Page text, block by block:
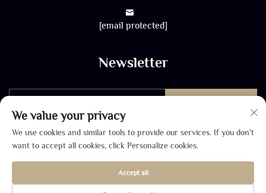
[email protected]
Newsletter
Copyright © 2026 di SHANGHAI ZHONGDA WINCOME Co.,
We value your privacy
We use cookies and similar tools to provide our services. If you don't
want to accept all cookies, click Personalize cookies.
Accept all